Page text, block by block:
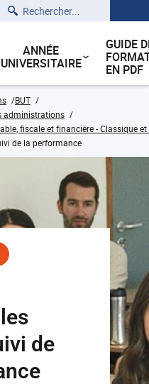
Rechercher
ANNÉE
UNIVERSITAIRE
GUIDE
EN PDF
BUT
administrations
fiscale et financière - Classique
de la performance
de